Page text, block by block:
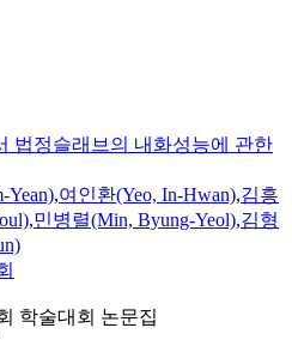
법정슬래브의 내화성능에 관한
Yean),여인환(Yeo, In-Hwan),김흥
,민병렬(Min, Byung-Yeol),김형
학술대회 논문집